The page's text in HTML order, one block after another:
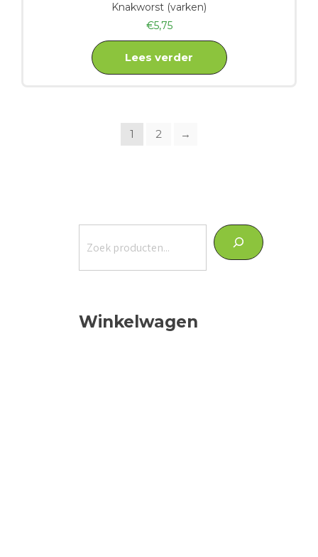
Knakworst (varken)
€5,75
Lees verder
1 2 →
Winkelwagen